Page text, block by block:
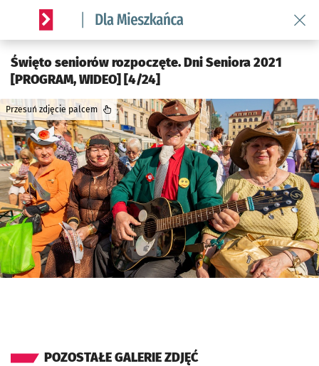
Serwis informacyjny wroclaw.pl podserwis: Dla mieszkańca
Święto seniorów rozpoczęte. Dni Seniora 2021
[PROGRAM, WIDEO] [4/24]
Przesuń zdjęcie palcem
POZOSTAŁE GALERIE ZDJĘĆ